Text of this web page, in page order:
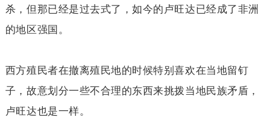
杀，但那已经是过去式了，如今的卢旺达已经成了非洲
的地区强国。
西方殖民者在撤离殖民地的时候特别喜欢在当地留钉
子，故意划分一些不合理的东西来挑拨当地民族矛盾，
卢旺达也是一样。